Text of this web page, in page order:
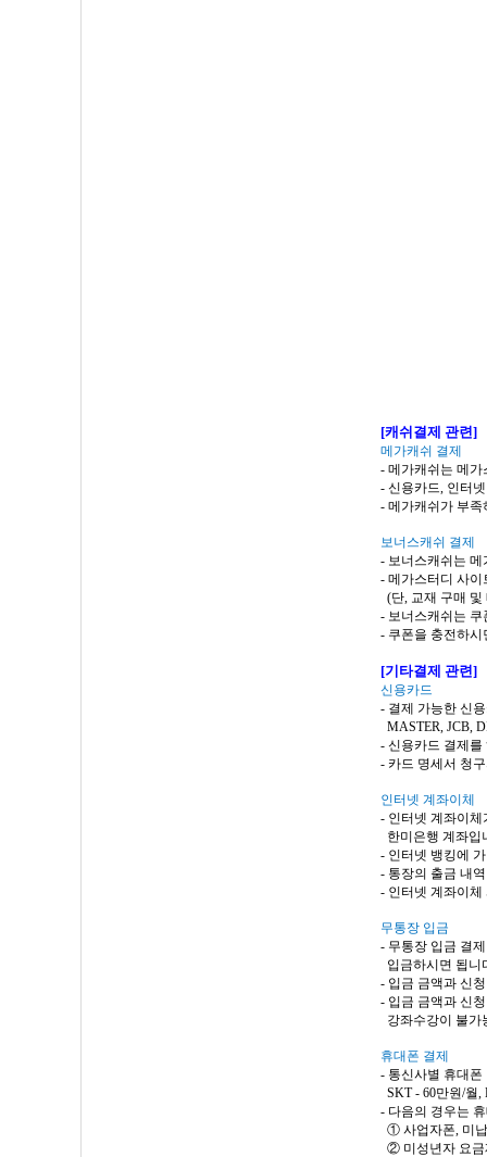
[캐쉬결제 관련 ]
메가캐쉬 결제
- 메가캐쉬는 메가
- 신용카드, 인터
- 메가캐쉬가 부족
보너스캐쉬 결제
- 보너스캐쉬는 메
- 메가스터디 사이
(단, 교재 구매 및
- 보너스캐쉬는 쿠
- 쿠폰을 충전하
[기타결제 관련 ]
신용카드
- 결제 가능한 신
MASTER, JCB,
- 신용카드 결제를
- 카드 명세서 청
인터넷 계좌이체
- 인터넷 계좌이
한미은행 계좌입
- 인터넷 뱅킹에
- 통장의 출금 내
- 인터넷 계좌이
무통장 입금
- 무통장 입금 결
입금하시면 됩니
- 입금 금액과 신
- 입금 금액과 신
강좌수강이 불가
휴대폰 결제
- 통신사별 휴대
SKT - 60만원/월,
- 다음의 경우는
① 사업자폰, 미
② 미성년자 요